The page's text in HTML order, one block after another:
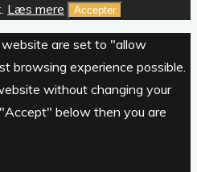
Læs mere Accepter
are set to "allow
browsing experience possible.
without changing your
below then you are